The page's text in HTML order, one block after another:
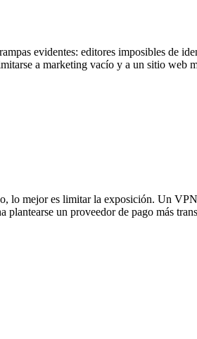
evidentes: editores imposibles de
a marketing vacío y a un sitio web
lo mejor es limitar la exposición. Un
plantearse un proveedor de pago más